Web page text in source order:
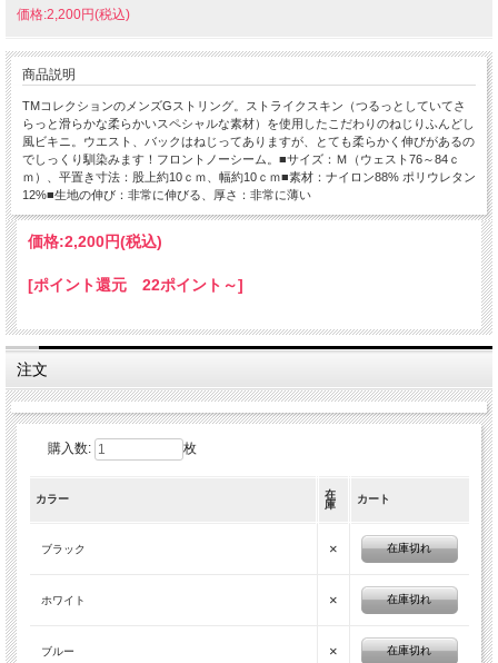
価格:2,200円(税込)
商品説明
TMコレクションのメンズGストリング。ストライクスキン（つるっとしていてさ
らっと滑らかな柔らかいスペシャルな素材）を使用したこだわりのねじりふんどし
風ビキニ。ウエスト、バックはねじってありますが、とても柔らかく伸びがあるの
でしっくり馴染みます！フロントノーシーム。■サイズ：Ｍ（ウェスト76～84ｃ
ｍ）、平置き寸法：股上約10ｃｍ、幅約10ｃｍ■素材：ナイロン88% ポリウレタン
12%■生地の伸び：非常に伸びる、厚さ：非常に薄い
価格:2,200円(税込)
[ポイント還元 22ポイント～]
注文
購入数: 枚
カラー
在
庫
カート
ブラック × 在庫切れ
ホワイト × 在庫切れ
ブルー × 在庫切れ